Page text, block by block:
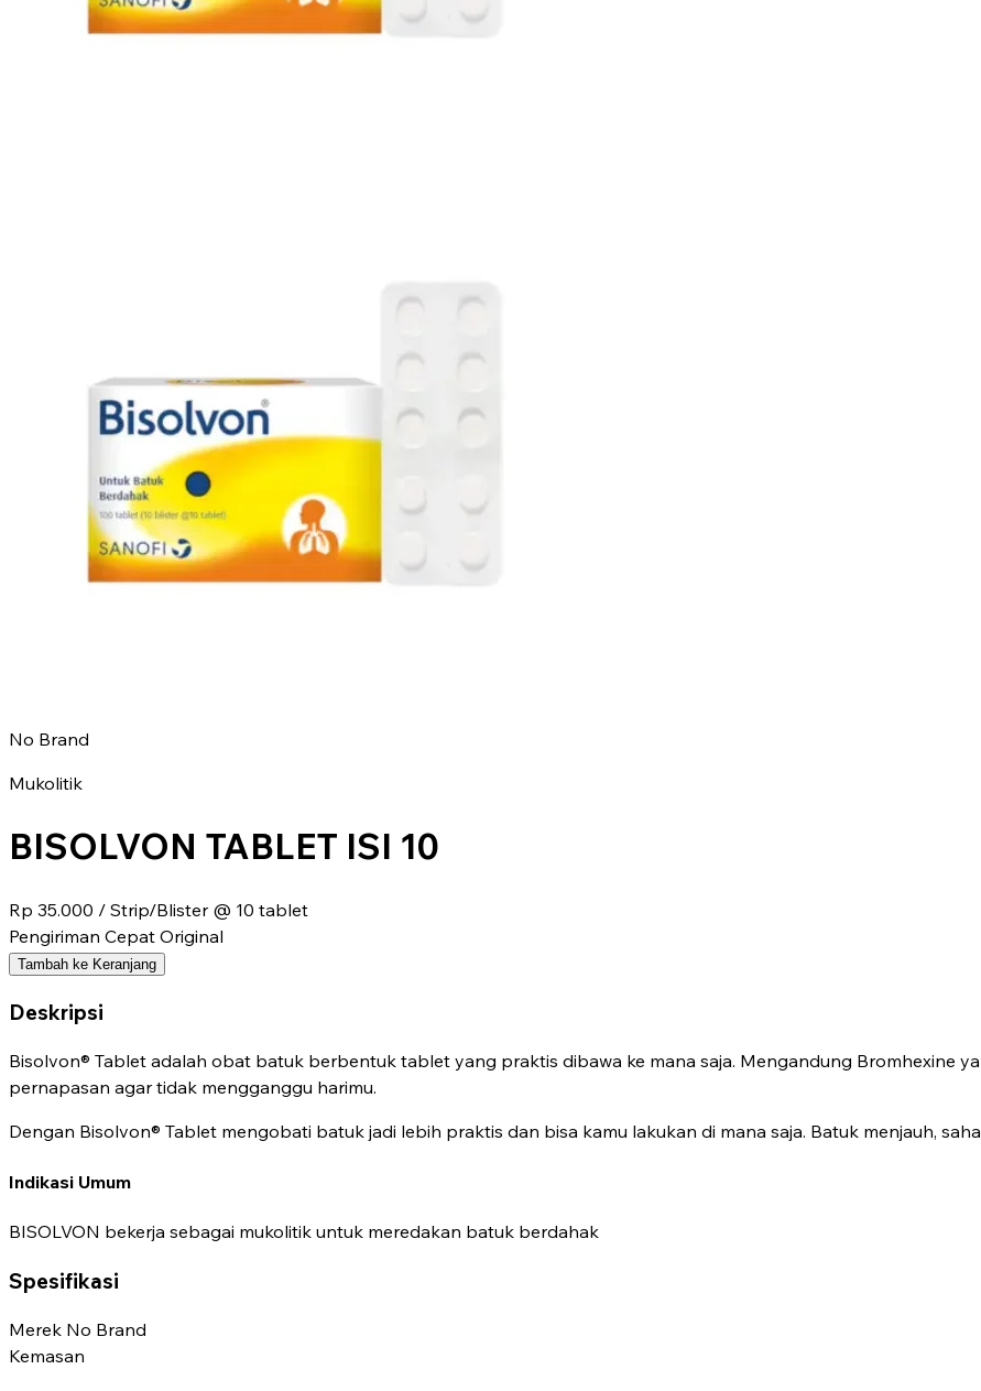
No Brand
Mukolitik
BISOLVON TABLET ISI 10
Rp 35.000 / Strip/Blister @ 10 tablet
Pengiriman Cepat Original
Tambah ke Keranjang
Deskripsi
Bisolvon® Tablet adalah obat batuk berbentuk tablet yang praktis dibawa ke mana saja. Mengandung Bromhexine
pernapasan agar tidak mengganggu harimu.
Dengan Bisolvon® Tablet mengobati batuk jadi lebih praktis dan bisa kamu lakukan di mana saja. Batuk menjauh,
Indikasi Umum
BISOLVON bekerja sebagai mukolitik untuk meredakan batuk berdahak
Spesifikasi
Merek No Brand
Kemasan